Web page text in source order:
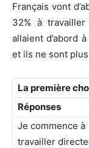
Français vont
32% à
allaient d’abord
et ils ne sont
La première
Réponses
Je commence à
travailler